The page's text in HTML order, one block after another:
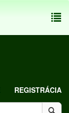
REGISTRÁCIA